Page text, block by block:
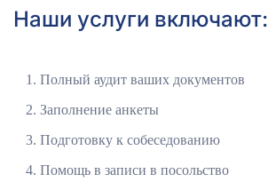
Наши услуги включают:
Полный аудит ваших документов
Заполнение анкеты
Подготовку к собеседованию
Помощь в записи в посольство